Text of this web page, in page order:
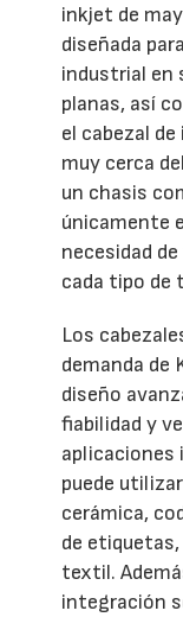
inkjet de
diseñada
industrial en
planas, así
el cabezal
muy cerca
un chasis
únicamente
necesidad
cada tipo de
Los
demanda de
diseño
fiabilidad y
aplicaciones
puede
cerámica,
de
textil.
integración